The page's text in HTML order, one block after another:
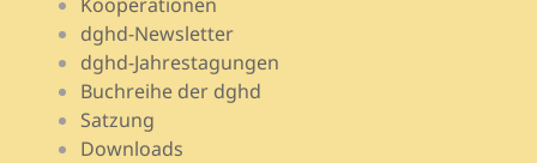
dghd-Newsletter
dghd-Jahrestagungen
Buchreihe der dghd
Satzung
Downloads